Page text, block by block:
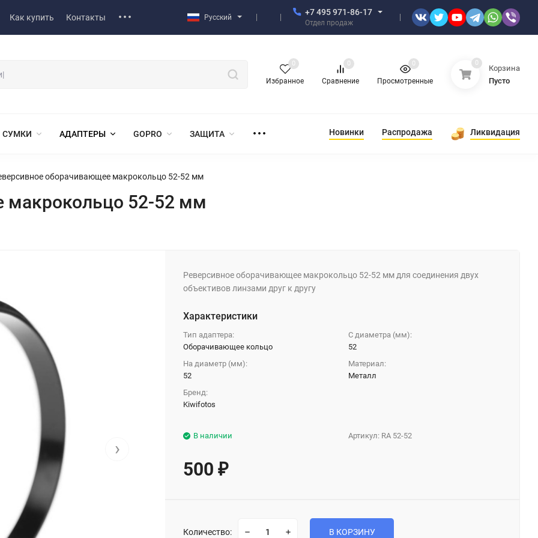
Как купить Контакты Русский
+7 495 971-86-17
Отдел продаж
Избранное
0
Сравнение
0
Просмотренные
0 0
Корзина
Пусто
СУМКИ АДАПТЕРЫ GOPRO ЗАЩИТА Новинки Распродажа Ликвидация
оборачивающее макрокольцо 52-52 мм
макрокольцо 52-52 мм
›
Реверсивное оборачивающее макрокольцо 52-52 мм для соединения двух
объективов линзами друг к другу
Характеристики
Тип адаптера:
Оборачивающее кольцо
С диаметра (мм):
52
На диаметр (мм):
52
Материал:
Металл
Бренд:
Kiwifotos
Артикул: RA 52-52
В наличии
500₽
Количество: В КОРЗИНУ